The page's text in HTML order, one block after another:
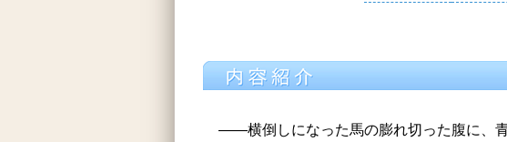
――横倒しになった馬の膨れ切った腹に、